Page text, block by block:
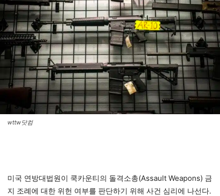
wttw닷컴
미국 연방대법원이 쿡카운티의 돌격소총(Assault Weapons) 금
지 조례에 대한 위헌 여부를 판단하기 위해 사건 심리에 나선다.